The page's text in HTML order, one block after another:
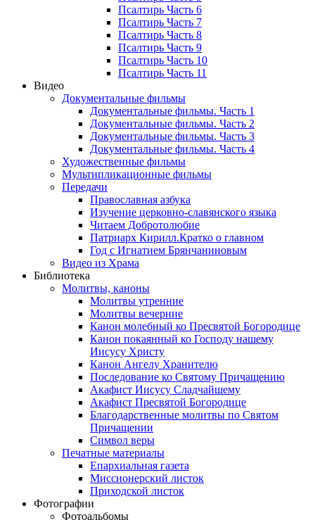
Псалтирь Часть 6
Псалтирь Часть 7
Псалтирь Часть 8
Псалтирь Часть 9
Псалтирь Часть 10
Псалтирь Часть 11
Видео
Документальные фильмы
Документальные фильмы. Часть 1
Документальные фильмы. Часть 2
Документальные фильмы. Часть 3
Документальные фильмы. Часть 4
Художественные фильмы
Мультипликационные фильмы
Передачи
Православная азбука
Изучение церковно-славянского языка
Читаем Добротолюбие
Патриарх Кирилл.Кратко о главном
Год с Игнатием Брянчаниновым
Видео из Храма
Библиотека
Молитвы, каноны
Молитвы утренние
Молитвы вечерние
Канон молебный ко Пресвятой Богородице
Канон покаянный ко Господу нашему
Иисусу Христу
Канон Ангелу Хранителю
Последование ко Святому Причащению
Акафист Иисусу Сладчайшему
Акафист Пресвятой Богородице
Благодарственные молитвы по Святом
Причащении
Символ веры
Печатные материалы
Епархиальная газета
Миссионерский листок
Приходской листок
Фотографии
Фотоальбомы